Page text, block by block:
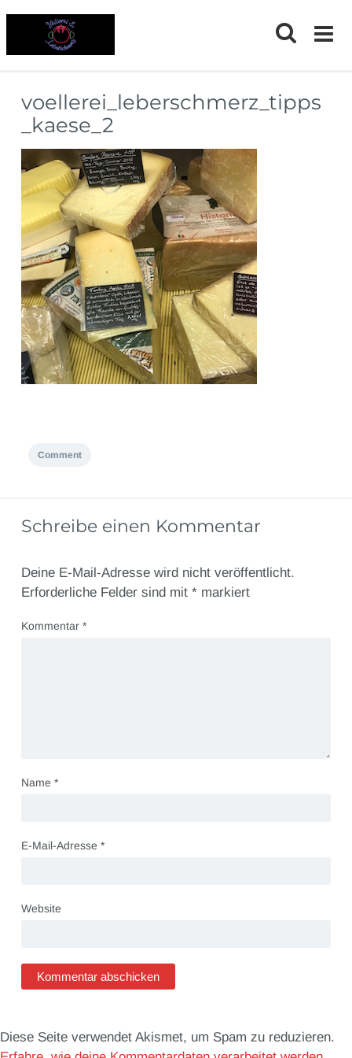
voellerei_leberschmerz_tipps
_kaese_2
Comment
Schreibe einen Kommentar
Deine E-Mail-Adresse wird nicht veröffentlicht.
Erforderliche Felder sind mit *markiert
Kommentar *
Name *
E-Mail-Adresse *
Website
Diese Seite verwendet Akismet, um Spam zu reduzieren.